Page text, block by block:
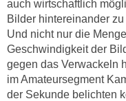
auch wirtschaftlich
Bilder hintereinander
Und nicht nur die
Geschwindigkeit der
gegen das Verwackeln
im Amateursegment
der Sekunde belichten